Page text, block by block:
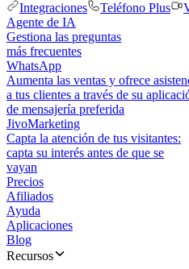
Integraciones
Teléfono Plus
Agente de IA
Gestiona las preguntas
más frecuentes
WhatsApp
Aumenta las ventas y ofrece
a tus clientes a través de su
de mensajería preferida
JivoMarketing
Capta la atención de tus visitantes:
capta su interés antes de que se
vayan
Precios
Afiliados
Ayuda
Aplicaciones
Blog
Recursos